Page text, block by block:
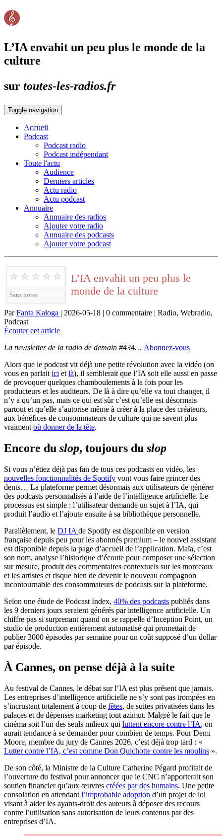
L’IA envahit un peu plus le monde de la
culture
sur toutes-les-radios.fr
Toggle navigation
Accueil
Podcast
Podcast radio
Podcast indépendant
Toute l'actu
Audience
Derniers articles
Actu radio
Actu podcast
Annuaire
Annuaire des radios
Ajouter votre radio
Annuaire des podcasts
Ajouter votre podcast
★ ★ ★ ★ ★
Sans notes
L’IA envahit un peu plus le
monde de la culture
ParFanta Kaloga | 2026-05-18 | 0 commentaire | Radio, Webradio,
Podcast
Écouter cet article
La newsletter de la radio de demain #434… Abonnez-vous
Alors que le podcast vit déjà une petite révolution avec la vidéo (on
vous en parlait ici et là), il semblerait que l’IA soit elle aussi en passe
de provoquer quelques chamboulements à la fois pour les
producteurs et les auditeurs. De là à dire qu’elle va tout changer, il
n’y a qu’un pas, mais ce qui est sûr c’est qu’elle est désormais
partout et qu’elle s’autorise même à créer à la place des créateurs,
aux bénéfices de consommateurs de culture qui ne savent plus
vraiment où donner de la tête.
Encore du slop, toujours du slop
Si vous n’étiez déjà pas fan de tous ces podcasts en vidéo, les
nouvelles fonctionnalités de Spotify vont vous faire grincer des
dents… La plateforme permet désormais aux utilisateurs de générer
des podcasts personnalisés à l’aide de l’intelligence artificielle. Le
processus est simple : l’utilisateur demande un sujet à l’IA, qui
produit l’audio et l’ajoute ensuite à sa bibliothèque personnelle.
Parallèlement, le DJ IA de Spotify est disponible en version
française depuis peu pour les abonnés premium – le nouvel assistant
est disponible depuis la page d’accueil de l’application. Maïa, c’est
son nom, analyse l’historique d’écoute pour composer une sélection
sur mesure, produit des commentaires contextuels sur les morceaux
et les artistes et risque bien de devenir le nouveau compagnon
incontournable des consommateurs de podcasts sur la plateforme.
Selon une étude de Podcast Index, 40% des podcasts publiés dans
les 9 derniers jours seraient générés par intelligence artificielle. Un
chiffre pas si surprenant quand on se rappelle d’Inception Point, un
studio de production entièrement automatisé qui promettait de
publier 3000 épisodes par semaine pour un coût supposé d’un dollar
par épisode.
À Cannes, on pense déjà à la suite
Au festival de Cannes, le débat sur l’IA est plus présent que jamais.
Les entreprises d’intelligence artificielle ne s’y sont pas trompées en
s’incrustant totalement à coup de fêtes, de suites privatisées dans les
palaces et de dépenses marketing tout azimut. Malgré le fait que le
cinéma soit l’un des seuls milieux qui luttent encore contre l’IA, on
aurait tendance à se demander pour combien de temps. Pour Demi
Moore, membre du jury de Cannes 2026, c’est déjà trop tard : «
Lutter contre l’IA, c’est comme Don Quichotte contre les moulins ».
De son côté, la Ministre de la Culture Catherine Pégard profitait de
l’ouverture du festival pour annoncer que le CNC n’apporterait son
soutien financier qu’aux œuvres créées par des humains. Une petite
consolation en attendant l’improbable adoption d’un projet de loi
visant à aider les ayants-droit des auteurs à déposer des recours
contre l’utilisation sans autorisation de leurs contenus par des
entreprises d’IA.